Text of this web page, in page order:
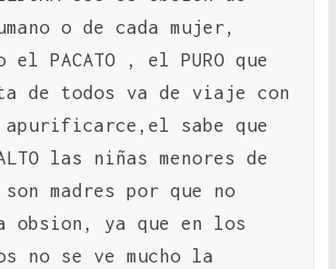
o de cada mujer,
PACATO , el PURO que
de todos va de viaje con
sabe que
ALTO las niñas menores de
madres por que no
obsion, ya que en los
no se ve mucho la